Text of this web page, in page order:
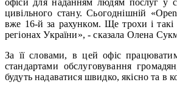
цивільного стану. Сьогоднішній
вже 16-й за рахунком. Ще трохи і такі
регіонах України», - сказала Олена
За її словами, в цей офіс
стандартами обслуговування
будуть надаватися швидко, якісно та в